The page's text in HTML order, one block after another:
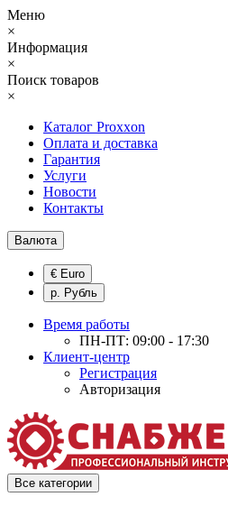
Меню
×
Информация
×
Поиск товаров
×
Каталог Proxxon
Оплата и доставка
Гарантия
Услуги
Новости
Контакты
Валюта
€ Euro
р. Рубль
Время работы
ПН-ПТ: 09:00 - 17:30
Клиент-центр
Регистрация
Авторизация
Все категории